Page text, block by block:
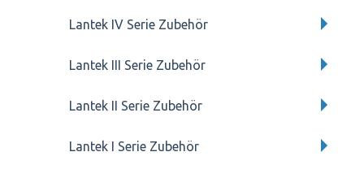
Lantek IV Serie Zubehör
Lantek III Serie Zubehör
Lantek II Serie Zubehör
Lantek I Serie Zubehör